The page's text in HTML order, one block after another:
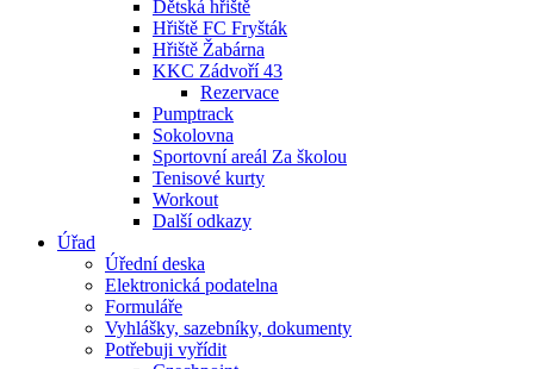
Dětská hřiště
Hřiště FC Fryšták
Hřiště Žabárna
KKC Zádvoří 43
Rezervace
Pumptrack
Sokolovna
Sportovní areál Za školou
Tenisové kurty
Workout
Další odkazy
Úřad
Úřední deska
Elektronická podatelna
Formuláře
Vyhlášky, sazebníky, dokumenty
Potřebuji vyřídit